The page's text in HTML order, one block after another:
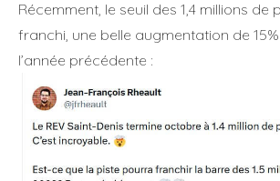
Récemment, le seuil des 1,4 millions de
franchi, une belle augmentation de
l’année précédente :